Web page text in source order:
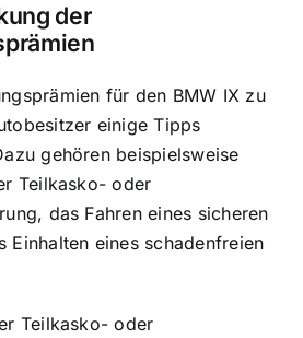
der
für den BMW IX zu
einige Tipps
gehören beispielsweise
Teilkasko- oder
das Fahren eines sicheren
Einhalten eines schadenfreien
Teilkasko- oder